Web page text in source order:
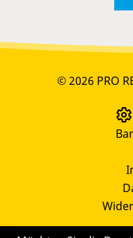
© 2026 PRO